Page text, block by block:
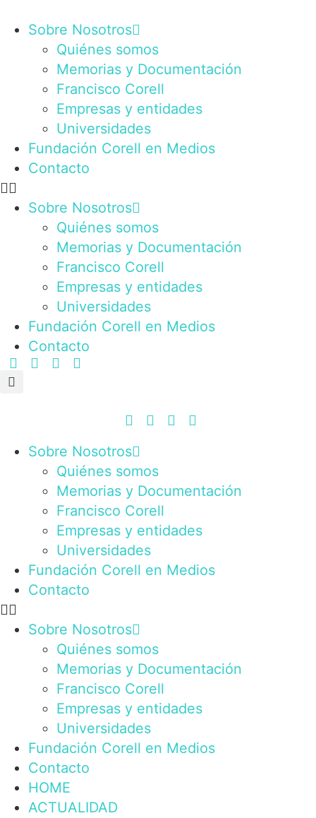
contenido
Sobre Nosotros
Quiénes somos
Memorias y Documentación
Francisco Corell
Empresas y entidades
Universidades
Fundación Corell en Medios
Contacto
Sobre Nosotros
Quiénes somos
Memorias y Documentación
Francisco Corell
Empresas y entidades
Universidades
Fundación Corell en Medios
Contacto
Sobre Nosotros
Quiénes somos
Memorias y Documentación
Francisco Corell
Empresas y entidades
Universidades
Fundación Corell en Medios
Contacto
Sobre Nosotros
Quiénes somos
Memorias y Documentación
Francisco Corell
Empresas y entidades
Universidades
Fundación Corell en Medios
Contacto
HOME
ACTUALIDAD